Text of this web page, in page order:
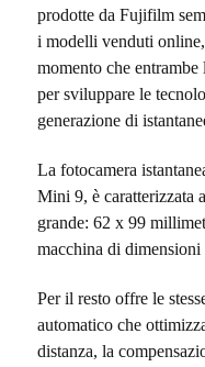
prodotte da Fujifilm
i modelli venduti
momento che
per sviluppare le
generazione di
La fotocamera
Mini 9, è caratterizzata
grande: 62 x 99
macchina di
Per il resto offre le
automatico che
distanza, la